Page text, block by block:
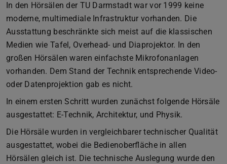
In den Hörsälen der TU Darmstadt war vor 1999 keine
moderne, multimediale Infrastruktur vorhanden. Die
Ausstattung beschränkte sich meist auf die klassischen
Medien wie Tafel, Overhead- und Diaprojektor. In den
großen Hörsälen waren einfachste Mikrofonanlagen
vorhanden. Dem Stand der Technik entsprechende Video-
oder Datenprojektion gab es nicht.
In einem ersten Schritt wurden zunächst folgende Hörsäle
ausgestattet: E-Technik, Architektur, und Physik.
Die Hörsäle wurden in vergleichbarer technischer Qualität
ausgestattet, wobei die Bedienoberfläche in allen
Hörsälen gleich ist. Die technische Auslegung wurde den